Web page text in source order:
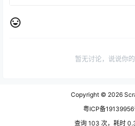
暂无讨论，说说你
Copyright © 2026
粤ICP备
查询 103 次，耗时